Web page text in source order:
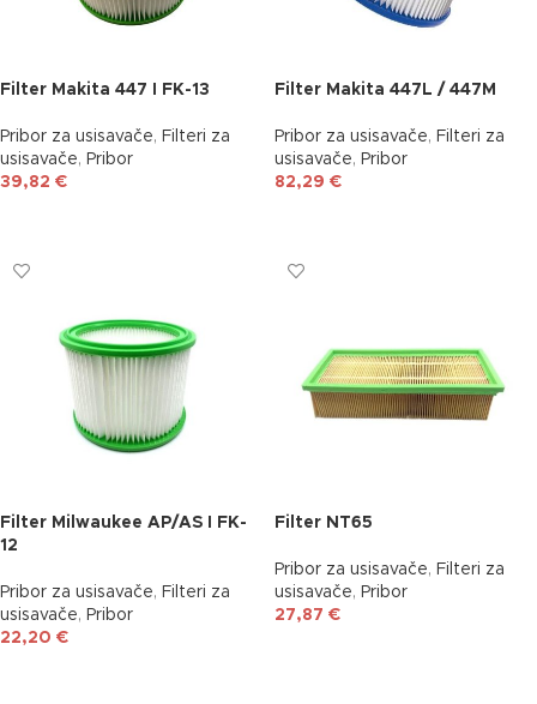
Filter Makita 447 I FK-13
Pribor za usisavače, Filteri za
usisavače, Pribor
39,82 €
Filter Makita 447L / 447M
Pribor za usisavače, Filteri za
usisavače, Pribor
82,29 €
Filter Milwaukee AP/AS I FK-
12
Pribor za usisavače, Filteri za
usisavače, Pribor
22,20 €
Filter NT65
Pribor za usisavače, Filteri za
usisavače, Pribor
27,87 €